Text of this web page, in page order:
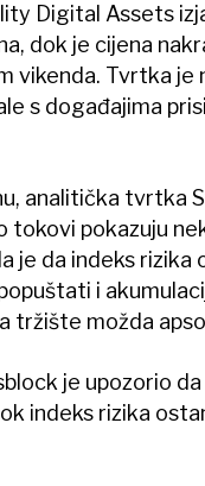
Digital Assets
dok je cijena
vikenda. Tvrtka je
s događajima
analitička tvrtka
tokovi pokazuju
je da indeks
i
tržište možda
je upozorio
indeks rizika